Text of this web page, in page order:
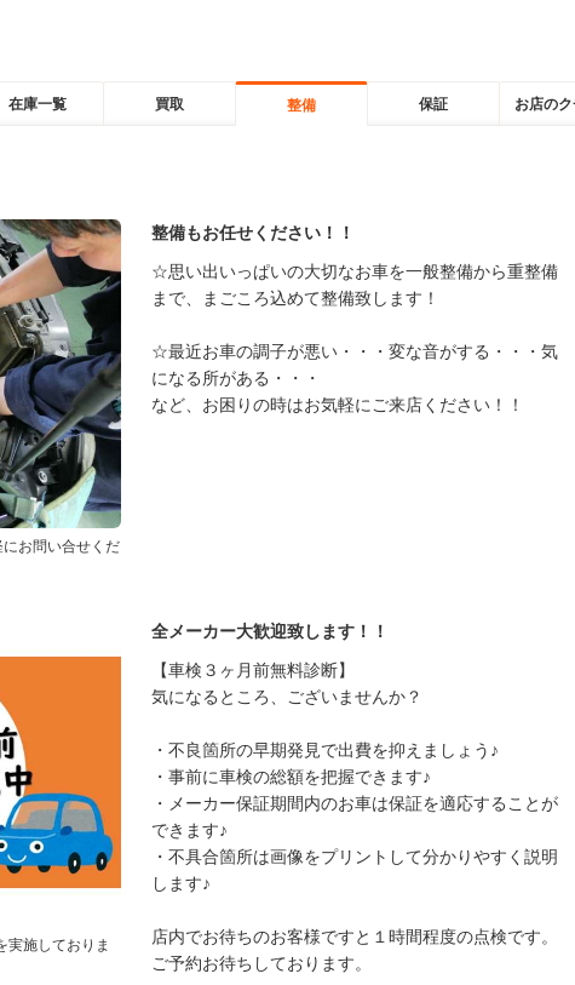
在庫一覧 買取 整備 保証 お店のク
お問い合せくだ
整備もお任せください！！
☆思い出いっぱいの大切なお車を一般整備から重整備
まで、まごころ込めて整備致します！
☆最近お車の調子が悪い・・・変な音がする・・・気
になる所がある・・・
など、お困りの時はお気軽にご来店ください！！
実施しておりま
全メーカー大歓迎致します！！
【車検３ヶ月前無料診断】
気になるところ、ございませんか？
・不良箇所の早期発見で出費を抑えましょう♪
・事前に車検の総額を把握できます♪
・メーカー保証期間内のお車は保証を適応することが
できます♪
・不具合箇所は画像をプリントして分かりやすく説明
します♪
店内でお待ちのお客様ですと１時間程度の点検です。
ご予約お待ちしております。